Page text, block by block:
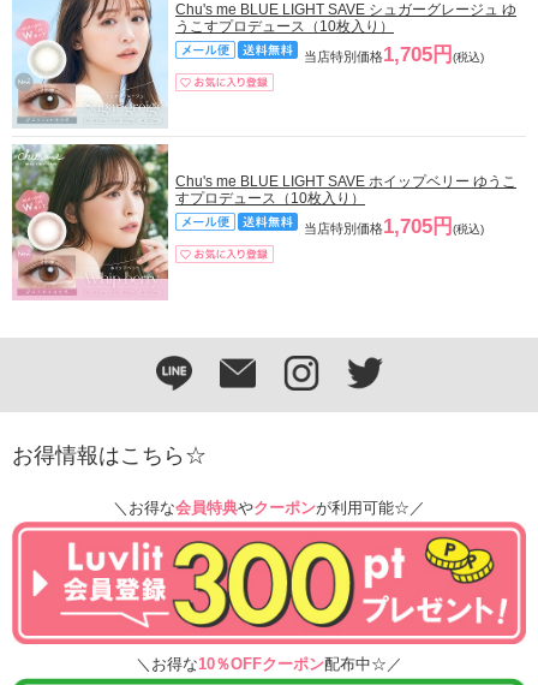
Chu's me BLUE LIGHT SAVE シュガーグレージュ ゆ
うこすプロデュース（10枚入り）
当店特別価格1,705円 (税込)
Chu's me BLUE LIGHT SAVE ホイップベリー ゆうこ
すプロデュース（10枚入り）
当店特別価格1,705円 (税込)
お得情報はこちら☆
＼お得な会員特典やクーポンが利用可能☆／
＼お得な10％OFFクーポン配布中☆／